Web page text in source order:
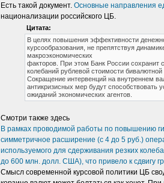
Есть такой документ. Основные направления
национализации российского ЦБ.
Цитата:
В целях повышения эффективности
курсообразования, не препятствуя
макроэкономических
факторов. При этом Банк России сохранит
колебаний рублевой стоимости бивалютной
Сокращение интервенций на внутреннем
антикризисных мер будут
ожиданий экономических агентов.
Смотри также здесь
В рамках проводимой работы по повышению
симметричное расширение (с 4 до 5 руб.)
используемого для сдерживания резких
до 600 млн. долл. США), что привело к сдвигу
Смысл современной курсовой политики ЦБ